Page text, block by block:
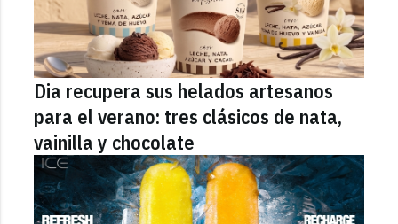
Dia recupera sus helados artesanos
para el verano: tres clásicos de nata,
vainilla y chocolate